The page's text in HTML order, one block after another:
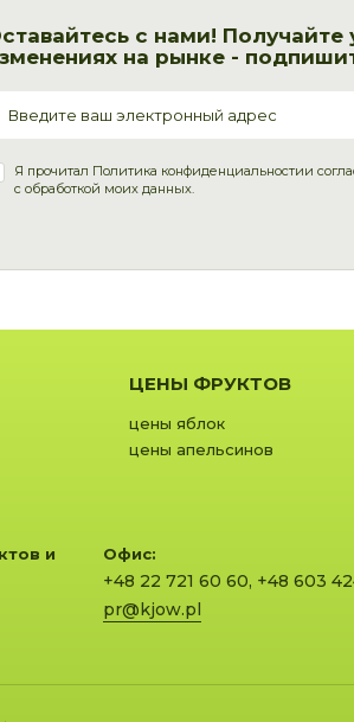
с нами!
на рынке -
Я прочитал Политика конфиденциальностии
с обработкой моих данных.
ЦЕНЫ ФРУКТОВ
цены яблок
цены апельсинов
и
Офис:
+48 22 721 60 60, +48 603
pr@kjow.pl